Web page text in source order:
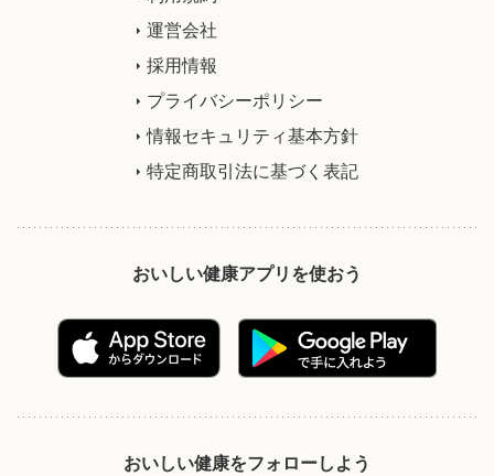
運営会社
採用情報
プライバシーポリシー
情報セキュリティ基本方針
特定商取引法に基づく表記
おいしい健康アプリを使おう
おいしい健康をフォローしよう